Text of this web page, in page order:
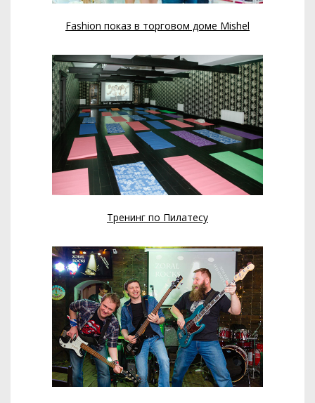
Fashion показ в торговом доме Mishel
Тренинг по Пилатесу